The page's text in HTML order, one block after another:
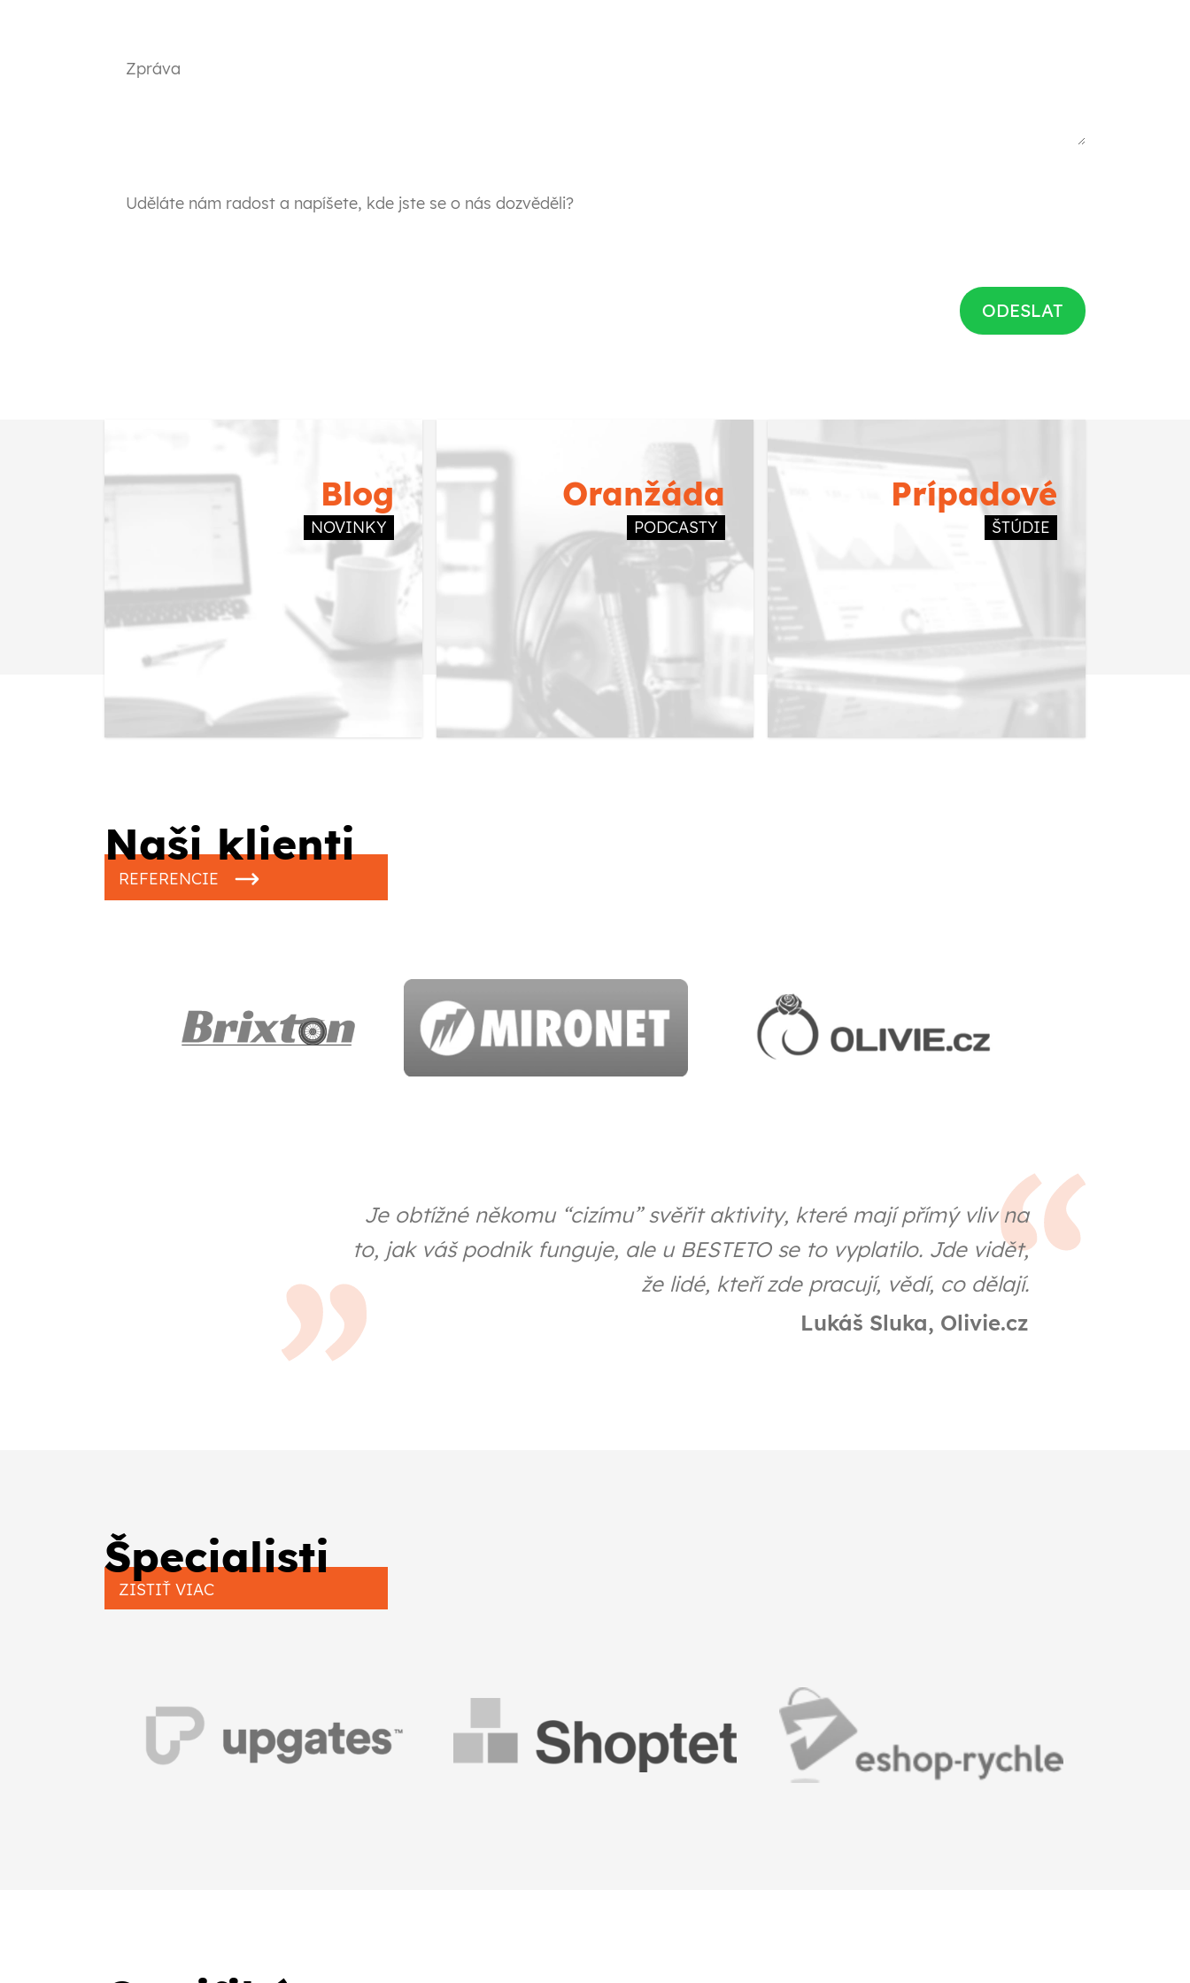
Blog
NOVINKY
Oranžáda
PODCASTY
Prípadové
ŠTÚDIE
Naši klienti
REFERENCIE
Je obtížné někomu “cizímu” svěřit aktivity, které mají přímý vliv na
to, jak váš podnik funguje, ale u BESTETO se to vyplatilo. Jde vidět,
že lidé, kteří zde pracují, vědí, co dělají.
Lukáš Sluka, Olivie.cz
Špecialisti
ZISTIŤ VIAC